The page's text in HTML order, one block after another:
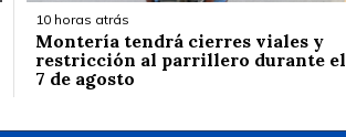
10 horas atrás
Montería tendrá cierres viales y
restricción al parrillero durante el
7 de agosto